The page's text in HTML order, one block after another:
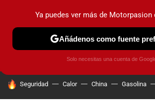
PRUEBAS COCHES ELÉCTRICOS
HOY SE HABLA DE
Seguridad Calor China Gasolina
Ya puedes ver más de Motorpasion
Añádenos como fuente
Solo necesitas una cuenta de